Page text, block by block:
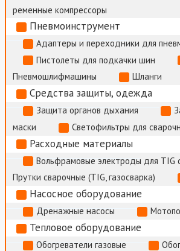
ременные компрессоры
Пневмоинструмент
Адаптеры и переходники для
Пистолеты для подкачки шин
Пневмошлифмашины
Шланги
Средства защиты, одежда
Защита органов дыхания
маски
Светофильтры для
Расходные материалы
Вольфрамовые электроды для TIG
Прутки сварочные (TIG, газосварка)
Насосное оборудование
Дренажные насосы
Тепловое оборудование
Обогреватели газовые